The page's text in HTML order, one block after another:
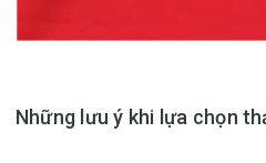
Những lưu ý khi lựa chọn